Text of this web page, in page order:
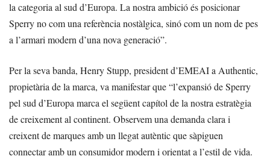
la categoria al sud d’Europa. La nostra ambició és posicionar
Sperry no com una referència nostàlgica, sinó com un nom de pes
a l’armari modern d’una nova generació”.
Per la seva banda, Henry Stupp, president d’EMEAI a Authentic,
propietària de la marca, va manifestar que “l’expansió de Sperry
pel sud d’Europa marca el següent capítol de la nostra estratègia
de creixement al continent. Observem una demanda clara i
creixent de marques amb un llegat autèntic que sàpiguen
connectar amb un consumidor modern i orientat a l’estil de vida.